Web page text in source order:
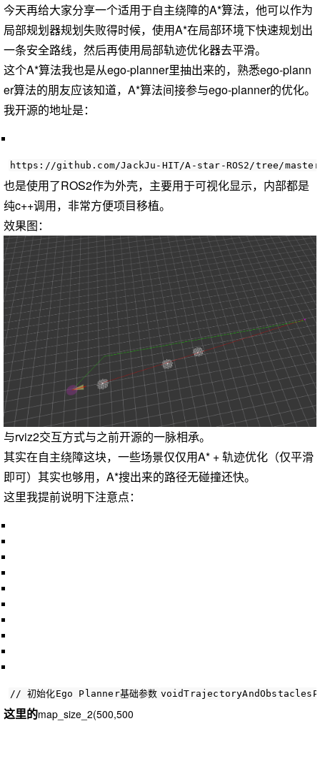
今天再给大家分享一个适用于自主绕障的A*算法，他可以作为
局部规划器规划失败得时候，使用A*在局部环境下快速规划出
一条安全路线，然后再使用局部轨迹优化器去平滑。
这个A*算法我也是从ego-planner里抽出来的，熟悉ego-plann
er算法的朋友应该知道，A*算法间接参与ego-planner的优化。
我开源的地址是：
https://github.com/JackJu-HIT/A-star-ROS2/tree/master
也是使用了ROS2作为外壳，主要用于可视化显示，内部都是
纯c++调用，非常方便项目移植。
效果图：
与rviz2交互方式与之前开源的一脉相承。
其实在自主绕障这块，一些场景仅仅用A* + 轨迹优化（仅平滑
即可）其实也够用，A*搜出来的路径无碰撞还快。
这里我提前说明下注意点：
// 初始化Ego Planner基础参数 void
这里的map_size_2(500,500